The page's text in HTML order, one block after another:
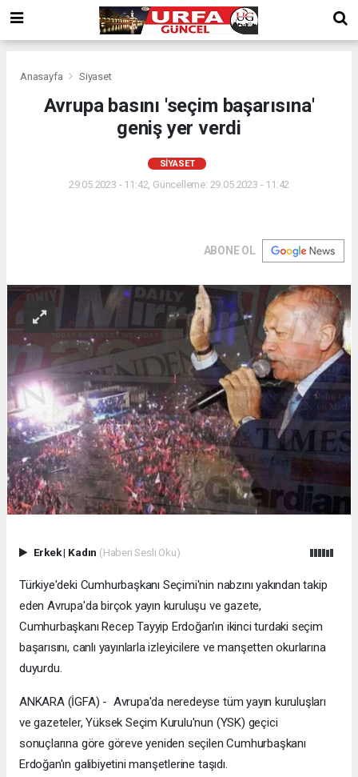
Anasayfa Siyaset
Avrupa basını 'seçim başarısına'
geniş yer verdi
SIYASET
29.05.2023 - 11:42, Güncelleme: 29.05.2023 - 11:42
ABONE OL
Erkek| Kadın (Haberi Sesli Oku)
Türkiye'deki Cumhurbaşkanı Seçimi'nin nabzını yakından takip
eden Avrupa'da birçok yayın kuruluşu ve gazete,
Cumhurbaşkanı Recep Tayyip Erdoğan'ın ikinci turdaki seçim
başarısını, canlı yayınlarla izleyicilere ve manşetten okurlarına
duyurdu.
ANKARA (İGFA) - Avrupa'da neredeyse tüm yayın kuruluşları
ve gazeteler, Yüksek Seçim Kurulu'nun (YSK) geçici
sonuçlarına göre göreve yeniden seçilen Cumhurbaşkanı
Erdoğan'ın galibiyetini manşetlerine taşıdı.